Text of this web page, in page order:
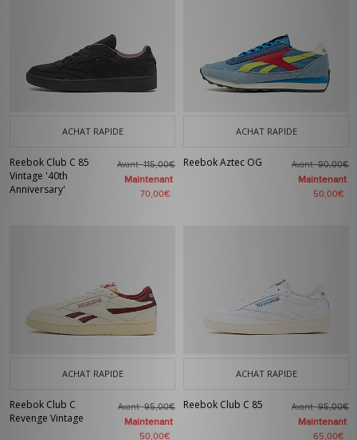
ACHAT RAPIDE
Reebok Club C 85
Vintage '40th
Anniversary'
Avant115,00€
Maintenant
70,00€
ACHAT RAPIDE
Reebok Aztec OG Avant90,00€
Maintenant
50,00€
ACHAT RAPIDE
Reebok Club C
Revenge Vintage
Avant95,00€
Maintenant
50,00€
ACHAT RAPIDE
Reebok Club C 85 Avant95,00€
Maintenant
65,00€